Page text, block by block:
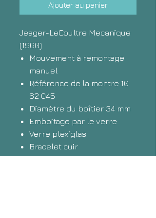
Ajouter au panier
Jeager-LeCoultre Mecanique
(1960)
Mouvement à remontage
manuel
Référence de la montre 10
62 045
Diamètre du boîtier 34 mm
Emboitage par le verre
Verre plexiglas
Bracelet cuir